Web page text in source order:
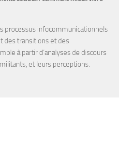
processus infocommunicationnels
des transitions et des
à partir d’analyses de discours
et leurs perceptions.